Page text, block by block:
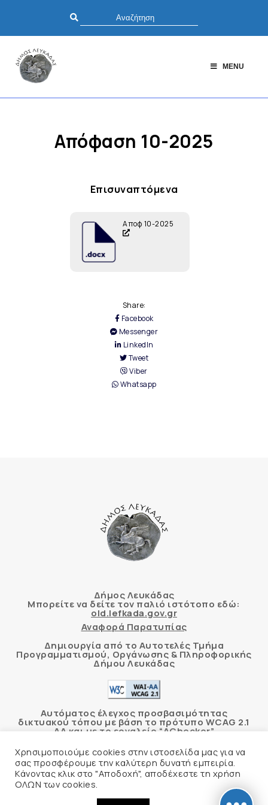
MENU
Απόφαση 10-2025
Επισυναπτόμενα
Αποφ 10-2025
Share:
Facebook
Messenger
LinkedIn
Tweet
Viber
Whatsapp
Δήμος Λευκάδας
Μπορείτε να δείτε τον παλιό ιστότοπο εδώ:
old.lefkada.gov.gr
Αναφορά Παρατυπίας
Δημιουργία από το Αυτοτελές Τμήμα
Προγραμματισμού, Οργάνωσης & Πληροφορικής
Δήμου Λευκάδας
Αυτόματος έλεγχος προσβασιμότητας
δικτυακού τόπου με βάση το πρότυπο WCAG 2.1
AA και με το εργαλείο “AChecker”
Δήλωση Προσβασιμότητας
© 2026 Δήμος Λευκάδας – Πολιτική Προστασίας
Προσωπικών Δεδομένων
Χρησιμοποιούμε cookies στην ιστοσελίδα μας για να
σας προσφέρουμε την καλύτερη δυνατή εμπειρία.
Κάνοντας κλικ στο "Αποδοχή", αποδέχεστε τη χρήση
ΟΛΩΝ των cookies.